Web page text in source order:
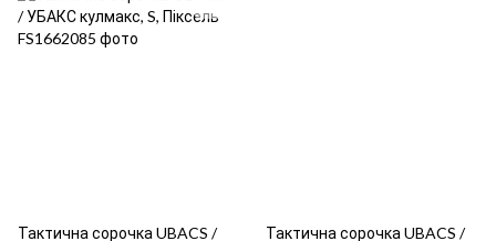
Тактична сорочка UBACS / Тактична сорочка UBACS /